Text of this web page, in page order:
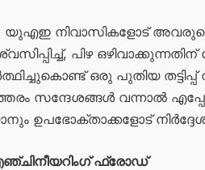
നിവാസികളോട്
പിഴ
ഒരു പുതിയ തട്ടിപ്പ്
സന്ദേശങ്ങൾ വന്നാൽ
ഉപഭോക്താക്കളോട്
ഫ്രോ‍ഡ്